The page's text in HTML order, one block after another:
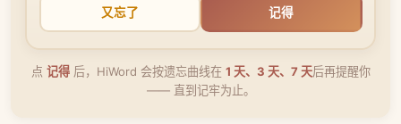
又忘了 记得
点 记得后，HiWord 会按遗忘曲线在 1 天、3 天、7 天后再提醒你
—— 直到记牢为止。